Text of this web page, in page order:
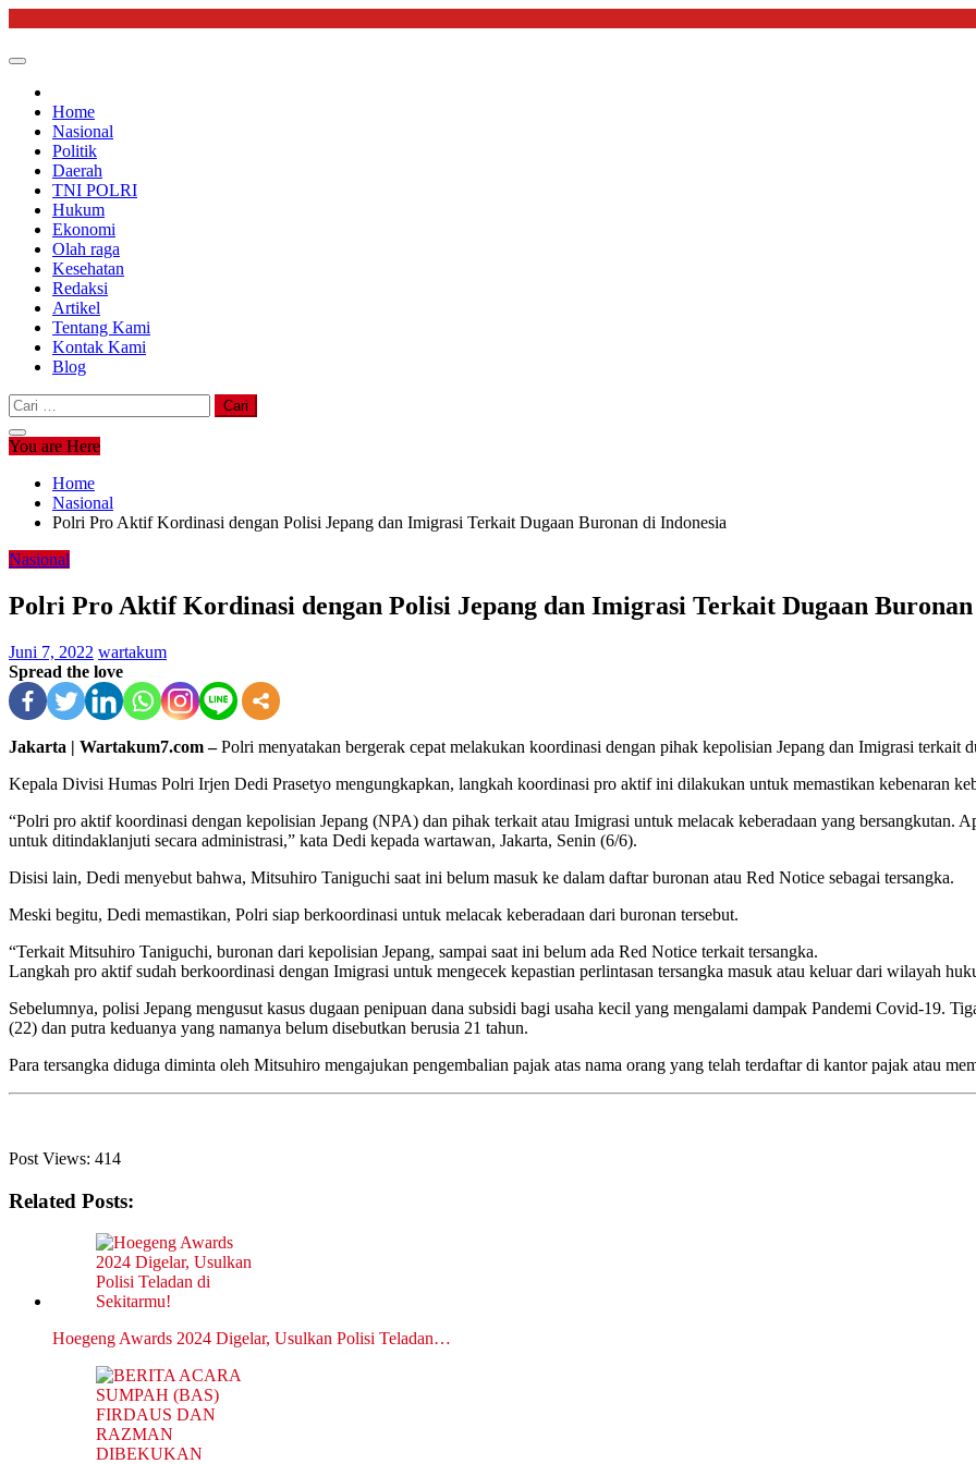
content
Home
Nasional
Politik
Daerah
TNI POLRI
Hukum
Ekonomi
Olah raga
Kesehatan
Redaksi
Artikel
Tentang Kami
Kontak Kami
Blog
Cari
untuk:
You are Here
Home
Nasional
Polri Pro Aktif Kordinasi dengan Polisi Jepang dan Imigrasi Terkait Dugaan Buronan di Indonesia
Nasional
Polri Pro Aktif Kordinasi dengan Polisi Jepang dan Imigrasi Terkait Dugaan
Juni 7, 2022 wartakum
Spread the love
Jakarta | Wartakum7.com –Polri menyatakan bergerak cepat melakukan koordinasi dengan pihak kepolisian Jepang dan Imigrasi terkait
Kepala Divisi Humas Polri Irjen Dedi Prasetyo mengungkapkan, langkah koordinasi pro aktif ini dilakukan untuk memastikan kebenaran
“Polri pro aktif koordinasi dengan kepolisian Jepang (NPA) dan pihak terkait atau Imigrasi untuk melacak keberadaan yang bersangkutan.
untuk ditindaklanjuti secara administrasi,” kata Dedi kepada wartawan, Jakarta, Senin (6/6).
Disisi lain, Dedi menyebut bahwa, Mitsuhiro Taniguchi saat ini belum masuk ke dalam daftar buronan atau Red Notice sebagai tersangka.
Meski begitu, Dedi memastikan, Polri siap berkoordinasi untuk melacak keberadaan dari buronan tersebut.
“Terkait Mitsuhiro Taniguchi, buronan dari kepolisian Jepang, sampai saat ini belum ada Red Notice terkait tersangka.
Langkah pro aktif sudah berkoordinasi dengan Imigrasi untuk mengecek kepastian perlintasan tersangka masuk atau keluar dari wilayah
Sebelumnya, polisi Jepang mengusut kasus dugaan penipuan dana subsidi bagi usaha kecil yang mengalami dampak Pandemi Covid-19.
(22) dan putra keduanya yang namanya belum disebutkan berusia 21 tahun.
Para tersangka diduga diminta oleh Mitsuhiro mengajukan pengembalian pajak atas nama orang yang telah terdaftar di kantor pajak atau
Post Views: 414
Related Posts:
Hoegeng Awards 2024 Digelar, Usulkan Polisi Teladan…